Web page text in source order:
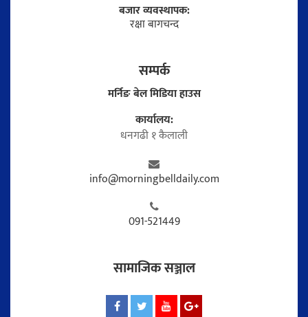
बजार व्यवस्थापक:
रक्षा बागचन्द
सम्पर्क
मर्निङ बेल मिडिया हाउस
कार्यालय:
धनगढी १ कैलाली
info@morningbelldaily.com
091-521449
सामाजिक सञ्जाल